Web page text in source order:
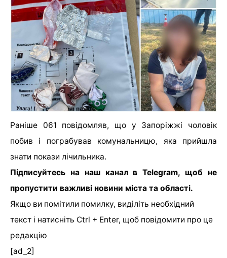
Раніше 061 повідомляв, що у Запоріжжі чоловік
побив і пограбував комунальницю, яка прийшла
знати покази лічильника.
Підписуйтесь на наш канал в Telegram, щоб не
пропустити важливі новини міста та області.
Якщо ви помітили помилку, виділіть необхідний
текст і натисніть Ctrl + Enter, щоб повідомити про це
редакцію
[ad_2]